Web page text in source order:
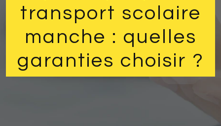
transport scolaire
manche : quelles
garanties choisir ?